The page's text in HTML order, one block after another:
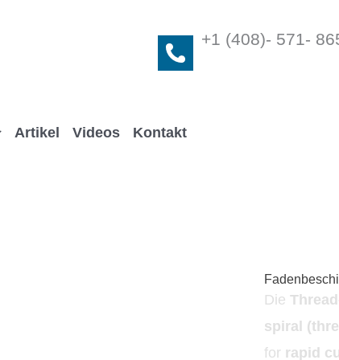
+1 (408)- 571-
Artikel Videos Kontakt
Die
spiral
for rapid